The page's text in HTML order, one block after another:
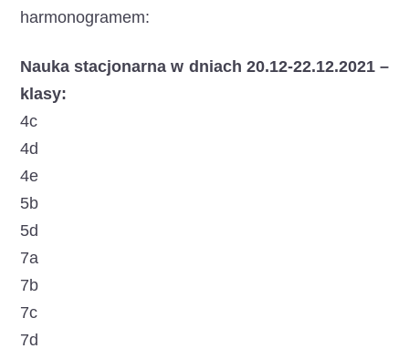
harmonogramem:
Nauka stacjonarna w dniach 20.12-22.12.2021 –
klasy:
4c
4d
4e
5b
5d
7a
7b
7c
7d